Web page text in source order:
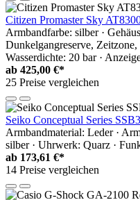
Citizen Promaster Sky
Armbandfarbe: silber ·
Dunkelgangreserve,
Wasserdichte: 20 bar ·
ab 425,00 €*
25 Preise vergleichen
Seiko Conceptual Series
Armbandmaterial: Leder ·
silber · Uhrwerk: Quarz ·
ab 173,61 €*
14 Preise vergleichen